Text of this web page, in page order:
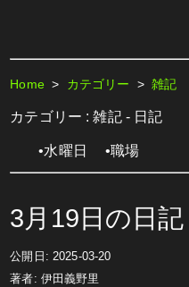
Home> カテゴリー >雑記
カテゴリー : 雑記 - 日記
•水曜日 •職場
3月19日の日記
公開日: 2025-03-20
著者: 伊田義野里